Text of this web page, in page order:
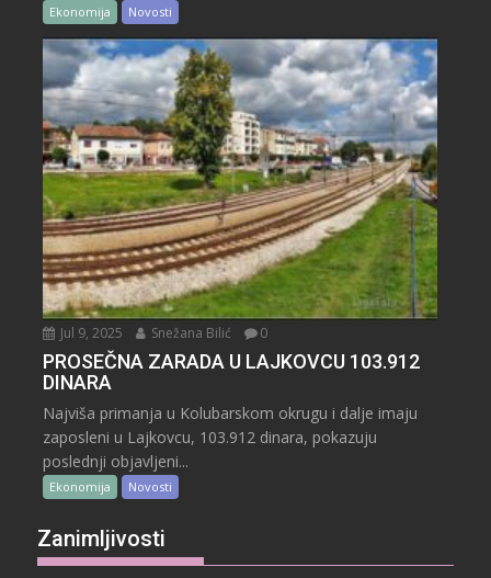
Ekonomija Novosti
Jul 9, 2025 Snežana Bilić 0
PROSEČNA ZARADA U LAJKOVCU 103.912
DINARA
Najviša primanja u Kolubarskom okrugu i dalje imaju
zaposleni u Lajkovcu, 103.912 dinara, pokazuju
poslednji objavljeni...
Ekonomija Novosti
Zanimljivosti